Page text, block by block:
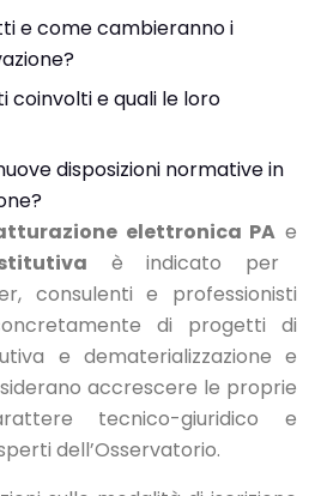
e come cambieranno i
coinvolti e quali le loro
disposizioni normative in
elettronica PA e
è indicato per
consulenti e professionisti
di progetti di
e dematerializzazione e
accrescere le proprie
tecnico-giuridico e
dell’Osservatorio.